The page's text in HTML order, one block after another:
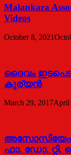
Malankara
Videos
October 8, 2021
ദൈവം
കുര്യന്‍
March 29, 2017April
ഫാ. ഡോ. റ്റി.